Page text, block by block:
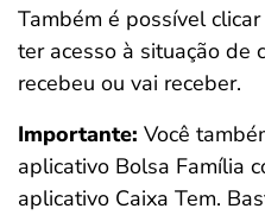
Também é possível
ter acesso à situação de
recebeu ou vai receber.
Importante: Você
aplicativo Bolsa Família
aplicativo Caixa Tem.